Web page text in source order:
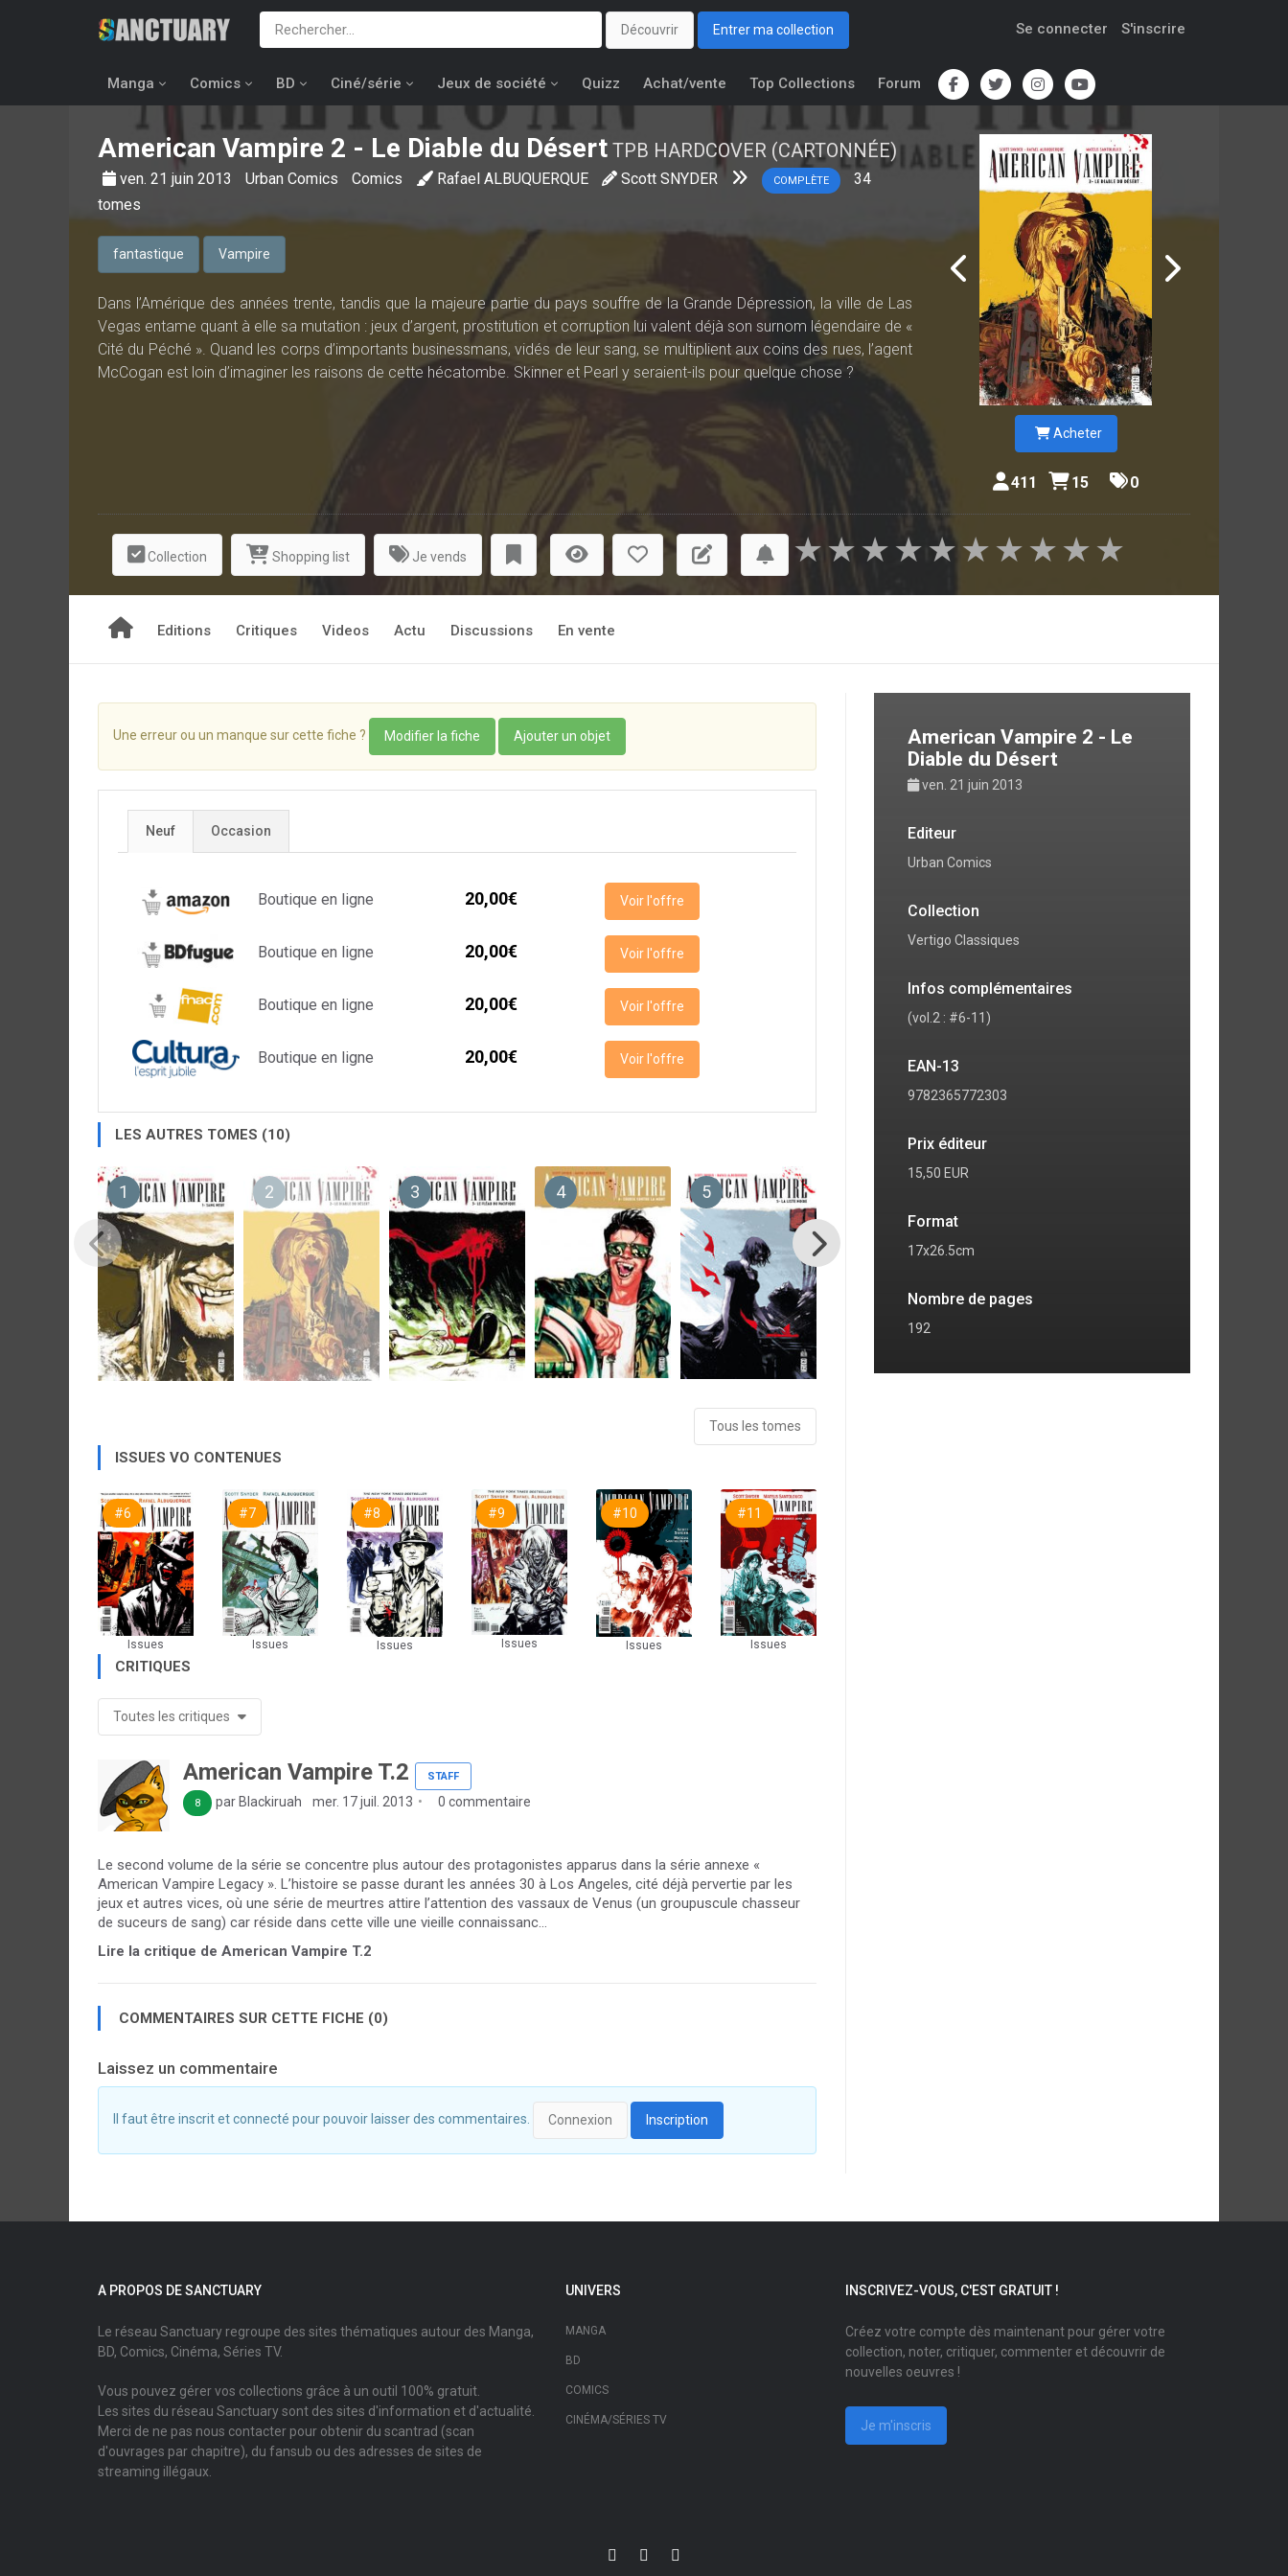
Découvrir Entrer ma collection Se connecter S'inscrire
Manga Comics BD Ciné/série Jeux de société Quizz Achat/vente Top Collections Forum
American Vampire 2 - Le Diable du Désert TPB HARDCOVER (CARTONNÉE)
ven. 21 juin 2013 Urban Comics Comics Rafael ALBUQUERQUE Scott SNYDER COMPLÈTE
34
tomes
fantastique Vampire
Dans l’Amérique des années trente, tandis que la majeure partie du pays souffre de la Grande Dépression, la ville de Las
Vegas entame quant à elle sa mutation : jeux d’argent, prostitution et corruption lui valent déjà son surnom légendaire de «
Cité du Péché ». Quand les corps d’importants businessmans, vidés de leur sang, se multiplient aux coins des rues, l’agent
McCogan est loin d’imaginer les raisons de cette hécatombe. Skinner et Pearl y seraient-ils pour quelque chose ?
Acheter
411 15 0
Collection Shopping list Je vends ★
★
★
★
★
★
★
★
★
★
Editions Critiques Videos Actu Discussions En vente
Une erreur ou un manque sur cette fiche ? Modifier la fiche Ajouter un objet
Neuf Occasion
Boutique en ligne 20,00€ Voir l'offre
Boutique en ligne 20,00€ Voir l'offre
Boutique en ligne 20,00€ Voir l'offre
Boutique en ligne 20,00€ Voir l'offre
LES AUTRES TOMES (10)
1 2 3 4 5
Tous les tomes
ISSUES VO CONTENUES
#6
Issues
#7
Issues
#8
Issues
#9
Issues
#10
Issues
#11
Issues
CRITIQUES
Toutes les critiques
American Vampire T.2 STAFF
8 par Blackiruah mer. 17 juil. 2013 0 commentaire
Le second volume de la série se concentre plus autour des protagonistes apparus dans la série annexe «
American Vampire Legacy ». L’histoire se passe durant les années 30 à Los Angeles, cité déjà pervertie par les
jeux et autres vices, où une série de meurtres attire l’attention des vassaux de Venus (un groupuscule chasseur
de suceurs de sang) car réside dans cette ville une vieille connaissanc...
Lire la critique de American Vampire T.2
COMMENTAIRES SUR CETTE FICHE (0)
Laissez un commentaire
Il faut être inscrit et connecté pour pouvoir laisser des commentaires. Connexion Inscription
American Vampire 2 - Le
Diable du Désert
ven. 21 juin 2013
Editeur
Urban Comics
Collection
Vertigo Classiques
Infos complémentaires
(vol.2 : #6-11)
EAN-13
9782365772303
Prix éditeur
15,50 EUR
Format
17x26.5cm
Nombre de pages
192
A PROPOS DE SANCTUARY
Le réseau Sanctuary regroupe des sites thématiques autour des Manga,
BD, Comics, Cinéma, Séries TV.
Vous pouvez gérer vos collections grâce à un outil 100% gratuit.
Les sites du réseau Sanctuary sont des sites d'information et d'actualité.
Merci de ne pas nous contacter pour obtenir du scantrad (scan
d'ouvrages par chapitre), du fansub ou des adresses de sites de
streaming illégaux.
UNIVERS
MANGA
BD
COMICS
CINÉMA/SÉRIES TV
INSCRIVEZ-VOUS, C'EST GRATUIT !
Créez votre compte dès maintenant pour gérer votre
collection, noter, critiquer, commenter et découvrir de
nouvelles oeuvres !
Je m'inscris